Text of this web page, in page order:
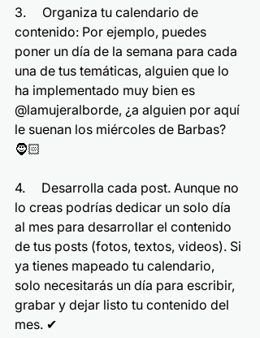
3.     Organiza tu calendario de
contenido: Por ejemplo, puedes
poner un día de la semana para cada
una de tus temáticas, alguien que lo
ha implementado muy bien es
@lamujeralborde, ¿a alguien por aquí
le suenan los miércoles de Barbas?
🧔🏻
4.     Desarrolla cada post. Aunque no
lo creas podrías dedicar un solo día
al mes para desarrollar el contenido
de tus posts (fotos, textos, videos). Si
ya tienes mapeado tu calendario,
solo necesitarás un día para escribir,
grabar y dejar listo tu contenido del
mes. ✔